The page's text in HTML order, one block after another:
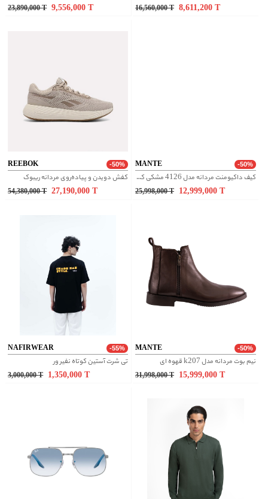
23,890,000T 9,556,000T 16,560,000T 8,611,200 T
REEBOK -50%
کفش دویدن و پیاده‌روی مردانه ریبوک
54,380,000T 27,190,000T
MANTE -50%
کیف داکیومنت مردانه مدل 4126 مشکی کرو ریز
25,998,000T 12,999,000 T
NAFIRWEAR -55%
تی شرت آستین کوتاه نفیر ور
3,000,000T 1,350,000T
MANTE -50%
نیم بوت مردانه مدل k207 قهوه ای
31,998,000T 15,999,000 T